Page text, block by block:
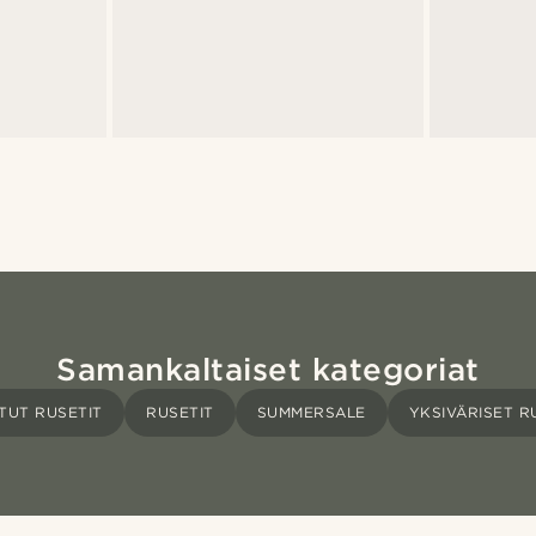
Samankaltaiset kategoriat
RUSETIT RUSETIT SUMMERSALE YKSIVÄRISET